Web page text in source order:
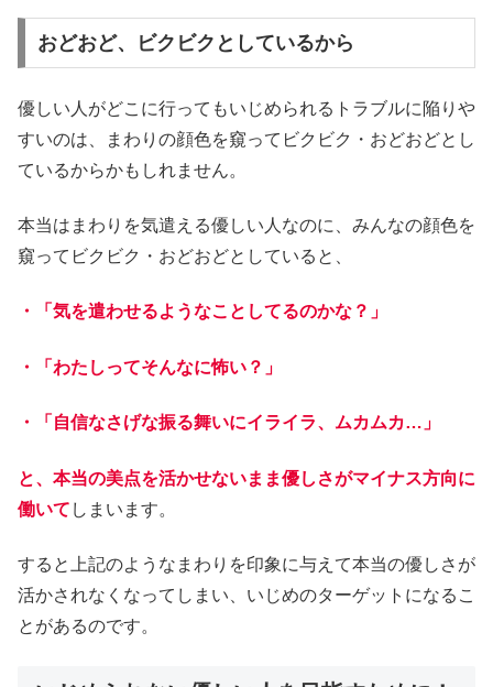
おどおど、ビクビクとしているから
優しい人がどこに行ってもいじめられるトラブルに陥りや
すいのは、まわりの顔色を窺ってビクビク・おどおどとし
ているからかもしれません。
本当はまわりを気遣える優しい人なのに、みんなの顔色を
窺ってビクビク・おどおどとしていると、
・「気を遣わせるようなことしてるのかな？」
・「わたしってそんなに怖い？」
・「自信なさげな振る舞いにイライラ、ムカムカ…」
と、本当の美点を活かせないまま優しさがマイナス方向に
働いて しまいます。
すると上記のようなまわりを印象に与えて本当の優しさが
活かされなくなってしまい、いじめのターゲットになるこ
とがあるのです。